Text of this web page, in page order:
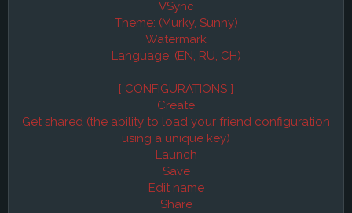
VSync
Theme: (Murky, Sunny)
Watermark
Language: (EN, RU, CH)
[ CONFIGURATIONS ]
Create
Get shared (the ability to load your friend configuration
using a unique key)
Launch
Save
Edit name
Share